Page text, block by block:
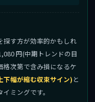
探す方が効率的かもしれ
円(中期トレンドの目
格次第で含み損になるケ
下幅が縮む収束サイン) と
ミングです。